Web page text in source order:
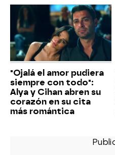
"Ojalá el amor pudiera
siempre con todo":
Alya y Cihan abren su
corazón en su cita
más romántica